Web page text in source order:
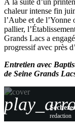
À la suite d’un
chaleur intense fin
l’Aube et de l’Yonne
pallier,
Grands Lacs a
progressif avec près
Entretien avec
de Seine Grands
redaction